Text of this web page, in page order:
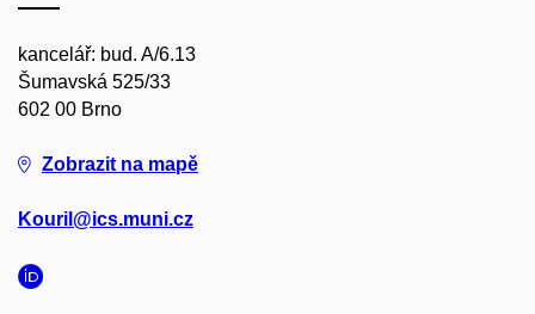
kancelář: bud. A/6.13
Šumavská 525/33
602 00 Brno
Zobrazit na mapě
Kouril@ics.muni.cz